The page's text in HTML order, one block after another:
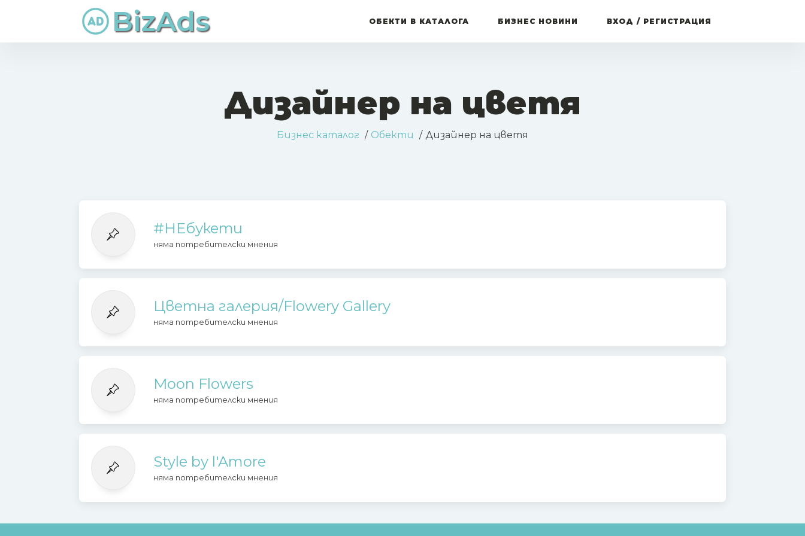
BizAds ОБЕКТИ В КАТАЛОГА БИЗНЕС НОВИНИ ВХОД / РЕГИСТРАЦИЯ
Дизайнер на цветя
Бизнес каталог Обекти Дизайнер на цветя
#НЕбукети
няма потребителски мнения
Цветна галерия/Flowery Gallery
няма потребителски мнения
Moon Flowers
няма потребителски мнения
Style by l'Amore
няма потребителски мнения